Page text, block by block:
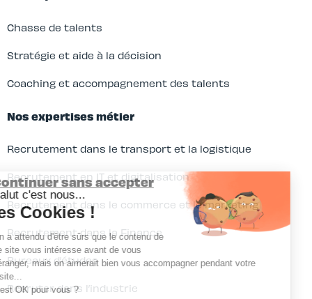
Chasse de talents
Stratégie et aide à la décision
Coaching et accompagnement des talents
Nos expertises métier
Recrutement dans le transport et la logistique
Recrutement en IT et digitalisation
Recrutement dans le commerce et le marketing
Recrutement dans la Finance
Bureaux d’études
Recruter dans l’industrie
Continuer sans accepter
Salut c'est nous...
les Cookies !
On a attendu d'être sûrs que le contenu de
ce site vous intéresse avant de vous
déranger, mais on aimerait bien vous accompagner pendant votre
visite...
C'est OK pour vous ?